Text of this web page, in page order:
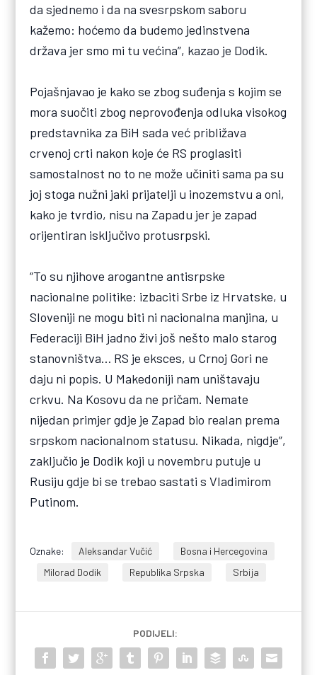
da sjednemo i da na svesrpskom saboru
kažemo: hoćemo da budemo jedinstvena
država jer smo mi tu većina”, kazao je Dodik.
Pojašnjavao je kako se zbog suđenja s kojim se
mora suočiti zbog neprovođenja odluka visokog
predstavnika za BiH sada već približava
crvenoj crti nakon koje će RS proglasiti
samostalnost no to ne može učiniti sama pa su
joj stoga nužni jaki prijatelji u inozemstvu a oni,
kako je tvrdio, nisu na Zapadu jer je zapad
orijentiran isključivo protusrpski.
“To su njihove arogantne antisrpske
nacionalne politike: izbaciti Srbe iz Hrvatske, u
Sloveniji ne mogu biti ni nacionalna manjina, u
Federaciji BiH jadno živi još nešto malo starog
stanovništva… RS je eksces, u Crnoj Gori ne
daju ni popis. U Makedoniji nam uništavaju
crkvu. Na Kosovu da ne pričam. Nemate
nijedan primjer gdje je Zapad bio realan prema
srpskom nacionalnom statusu. Nikada, nigdje”,
zaključio je Dodik koji u novembru putuje u
Rusiju gdje bi se trebao sastati s Vladimirom
Putinom.
Oznake: Aleksandar Vučić
Bosna i Hercegovina
Milorad Dodik
Republika Srpska Srbija
PODIJELI: